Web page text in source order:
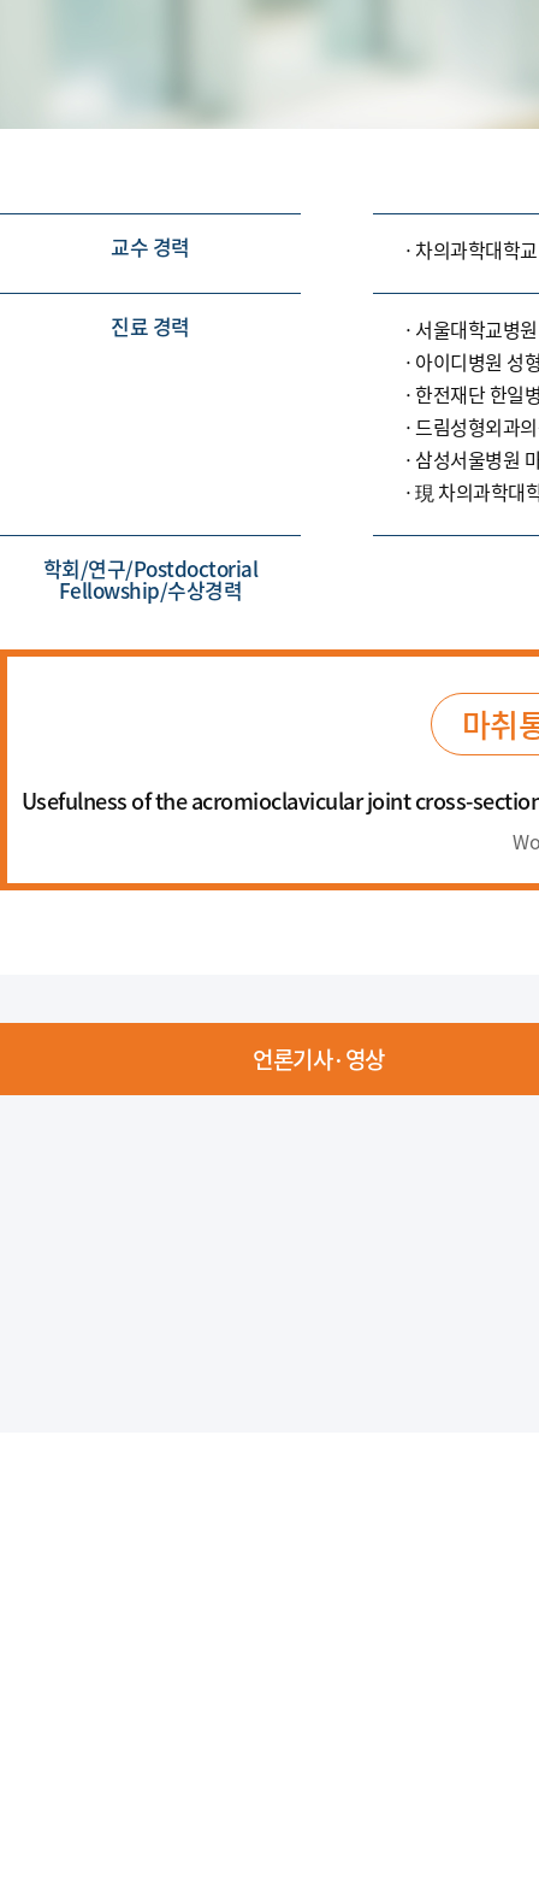
교수 경력 차의과학대학교
진료 경력
서울대학교병
아이디병원 성
한전재단 한일
드림성형외과
삼성서울병원
現 차의과학대
학회/연구/Postdoctorial
Fellowship/수상경력
마취
Usefulness of the acromioclavicular joint cross-
언론기사·영상